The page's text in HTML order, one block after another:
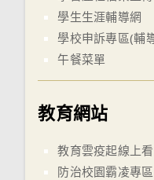
學生生涯輔導網
學校申訴專區(輔
午餐菜單
教育網站
教育雲疫起線上
防治校園霸凌專區